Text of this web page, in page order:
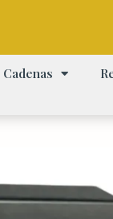
Cadenas